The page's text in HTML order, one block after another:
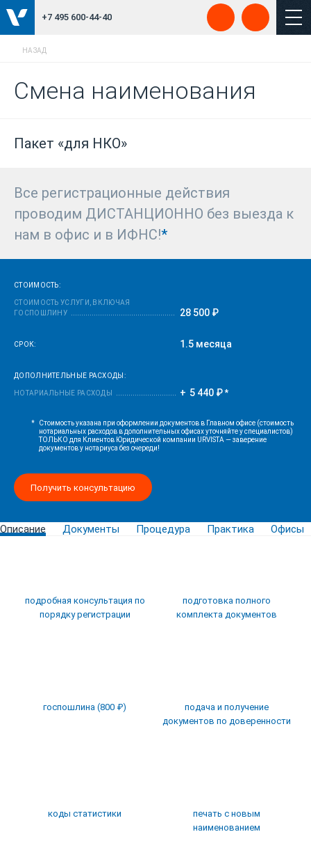
+7 495 600-44-40
НАЗАД
Смена наименования
Пакет «для НКО»
Все регистрационные действия
проводим ДИСТАНЦИОННО без выезда к
нам в офис и в ИФНС!*
СТОИМОСТЬ:
СТОИМОСТЬ УСЛУГИ, ВКЛЮЧАЯ
ГОСПОШЛИНУ
28 500 ₽
СРОК: 1.5 месяца
ДОПОЛНИТЕЛЬНЫЕ РАСХОДЫ:
НОТАРИАЛЬНЫЕ РАСХОДЫ 5 440 ₽ *
Стоимость указана при оформлении документов в Главном офисе (стоимость
нотариальных расходов в дополнительных офисах уточняйте у специалистов)
ТОЛЬКО для Клиентов Юридической компании URVISTA — заверение
документов у нотариуса без очереди!
*
Получить консультацию
Описание Документы Процедура Практика Офисы
подробная консультация по
порядку регистрации
подготовка полного
комплекта документов
госпошлина (800 ₽)
подача и получение
документов по доверенности
коды статистики
печать с новым
наименованием